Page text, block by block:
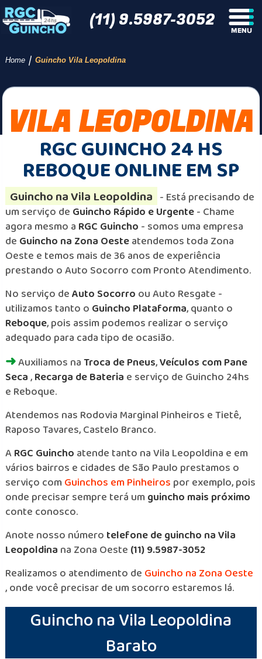
(11) 9.5987-3052
Home / Guincho Vila Leopoldina
VILA LEOPOLDINA
RGC GUINCHO 24 HS
REBOQUE ONLINE EM SP
Guincho na Vila Leopoldina - Está precisando de
um serviço de Guincho Rápido e Urgente- Chame
agora mesmo a RGC Guincho - somos uma empresa
de Guincho na Zona Oesteatendemos toda Zona
Oeste e temos mais de 36 anos de experiência
prestando o Auto Socorro com Pronto Atendimento.
No serviço deAuto Socorro ou Auto Resgate -
utilizamos tanto o Guincho Plataforma, quanto o
Reboque, pois assim podemos realizar o serviço
adequado para cada tipo de ocasião.
➜Auxiliamos naTroca de Pneus,Veículos com Pane
Seca,Recarga de Bateria e serviço de Guincho 24hs
e Reboque.
Atendemos nas Rodovia Marginal Pinheiros e Tietê,
Raposo Tavares, Castelo Branco.
ARGC Guincho atende tanto na Vila Leopoldina e em
vários bairros e cidades de São Paulo prestamos o
serviço comGuinchos em Pinheiros por exemplo, pois
onde precisar sempre terá umguincho mais próximo
conte conosco.
Anote nosso número telefone de guincho na Vila
Leopoldina na Zona Oeste (11) 9.5987-3052
Realizamos o atendimento de Guincho na Zona Oeste
, onde você precisar de um socorro estaremos lá.
Guincho na Vila Leopoldina
Barato